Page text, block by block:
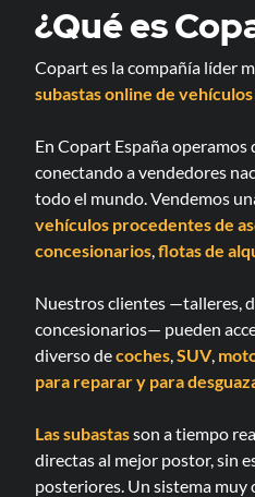
¿Qué es
Copart es la compañía líder
subastas online de
En Copart España operamos
conectando a vendedores
todo el mundo. Vendemos
vehículos procedentes de
concesionarios flotas de
Nuestros clientes —talleres,
concesionarios— pueden
diverso decoches SUV,
para reparary para
Las subastasson a tiempo
directas al mejor postor, sin
posteriores. Un sistema